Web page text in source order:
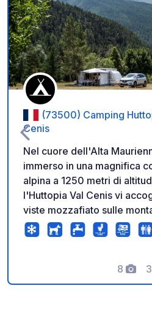
(73500) Camping
Cenis
Nel cuore dell'Alta
immerso in una magnifica
alpina a 1250 metri di
l'Huttopia Val Cenis vi
viste mozzafiato sulle
Alpi francesi e italiane.
nell'incantevole borgo di
offre uno spettacolare
360° sulle cime,
8
Foto